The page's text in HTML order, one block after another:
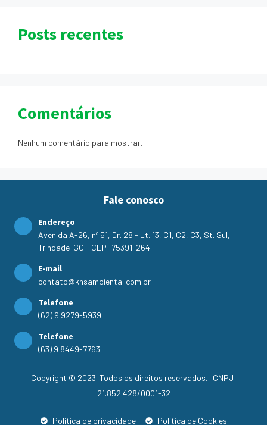
Posts recentes
Comentários
Nenhum comentário para mostrar.
Fale conosco
Endereço
Avenida A-26, nº 51, Dr. 28 - Lt. 13, C1, C2, C3, St. Sul,
Trindade-GO - CEP: 75391-264
E-mail
contato@knsambiental.com.br
Telefone
(62) 9 9279-5939
Telefone
(63) 9 8449-7763
Copyright © 2023. Todos os direitos reservados. | CNPJ:
21.852.428/0001-32
Política de privacidade Política de Cookies